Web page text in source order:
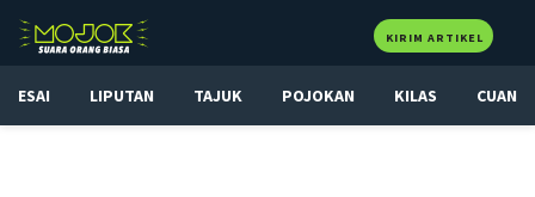
KIRIM ARTIKEL
ESAI LIPUTAN TAJUK POJOKAN KILAS CUAN